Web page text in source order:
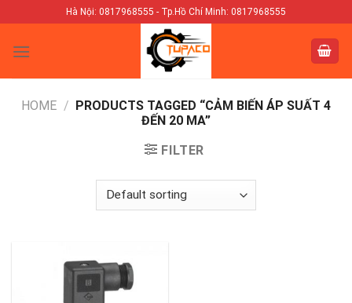
to
content
Hà Nội: 0817968555 - Tp.Hồ Chí Minh: 0817968555
HOME / PRODUCTS TAGGED “CẢM BIẾN ÁP SUẤT 4
ĐẾN 20 MA”
FILTER